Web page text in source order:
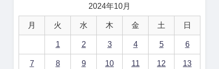
2024年10月
月 火 水 木 金 土 日
1 2 3 4 5 6
7 8 9 10 11 12 13